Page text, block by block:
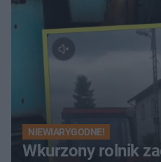
NIEWIARYGODNE!
Wkurzony rolnik